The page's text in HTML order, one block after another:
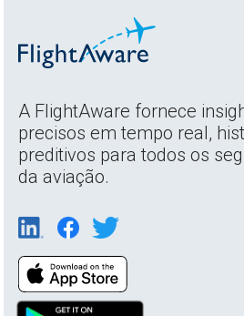
A FlightAware fornece
precisos em tempo real,
preditivos para todos os
da aviação.